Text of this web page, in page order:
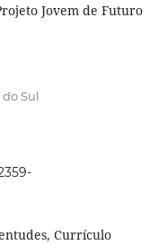
Jovem de Futuro
Sul
Currículo